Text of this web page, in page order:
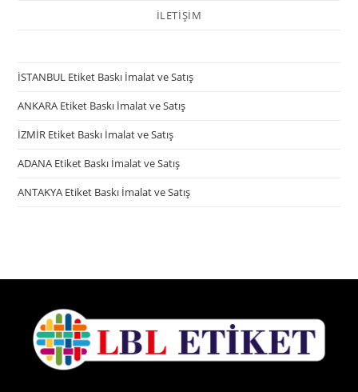
İLETİŞİM
İSTANBUL Etiket Baskı İmalat ve Satış
ANKARA Etiket Baskı İmalat ve Satış
İZMİR Etiket Baskı İmalat ve Satış
ADANA Etiket Baskı İmalat ve Satış
ANTAKYA Etiket Baskı İmalat ve Satış